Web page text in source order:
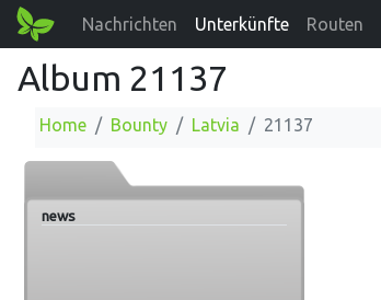
Nachrichten Unterkünfte Routen
Album 21137
Home Bounty Latvia 21137
news